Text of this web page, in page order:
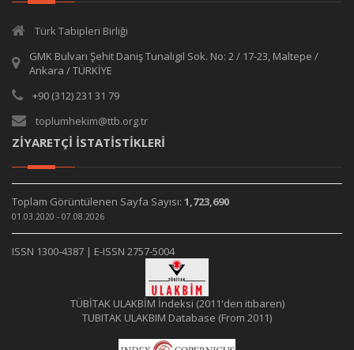
Türk Tabipleri Birliği
GMK Bulvarı Şehit Daniş Tunalıgil Sok. No: 2 / 17-23, Maltepe /
Ankara / TÜRKİYE
+90 (312) 231 31 79
toplumhekim@ttb.org.tr
ZİYARETÇİ İSTATİSTİKLERİ
Toplam Görüntülenen Sayfa Sayısı: 1,723,690
01.03.2020 - 07.08.2026
ISSN 1300-4387 | E-ISSN 2757-5004
TÜBİTAK ULAKBİM İndeksi (2011'den itibaren)
TUBITAK ULAKBIM Database (From 2011)